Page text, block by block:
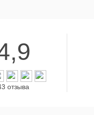
отзыва